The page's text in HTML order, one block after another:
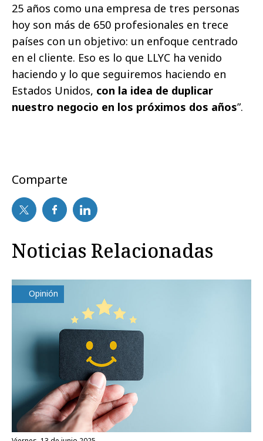
25 años como una empresa de tres personas
hoy son más de 650 profesionales en trece
países con un objetivo: un enfoque centrado
en el cliente. Eso es lo que LLYC ha venido
haciendo y lo que seguiremos haciendo en
Estados Unidos, con la idea de duplicar
nuestro negocio en los próximos dos años”.
Comparte
Noticias Relacionadas
Opinión